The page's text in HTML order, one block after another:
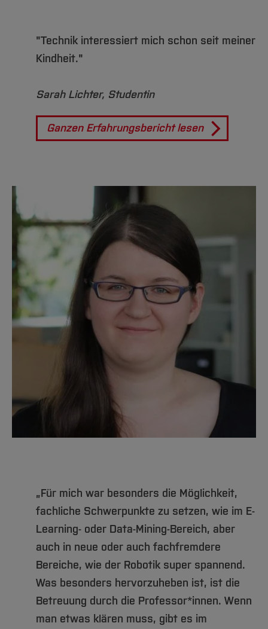
"Technik interessiert mich schon seit meiner
Kindheit."
Sarah Lichter, Studentin
Ganzen Erfahrungsbericht lesen
„Für mich war besonders die Möglichkeit,
fachliche Schwerpunkte zu setzen, wie im E-
Learning- oder Data-Mining-Bereich, aber
auch in neue oder auch fachfremdere
Bereiche, wie der Robotik super spannend.
Was besonders hervorzuheben ist, ist die
Betreuung durch die Professor*innen. Wenn
man etwas klären muss, gibt es im